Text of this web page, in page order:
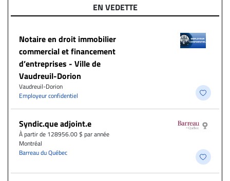
EN VEDETTE
Notaire en droit immobilier
commercial et financement
d’entreprises - Ville de
Vaudreuil-Dorion
Vaudreuil-Dorion
Employeur confidentiel
Syndic.que adjoint.e
À partir de 128956.00 $ par année
Montréal
Barreau du Québec